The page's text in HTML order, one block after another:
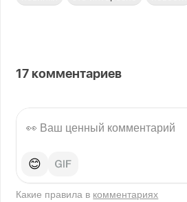
17 комментариев
😊
Какие правила в комментариях